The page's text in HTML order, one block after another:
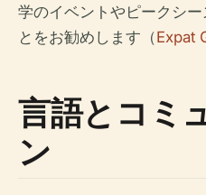
学のイベントやピークシ
とをお勧めします（Expat
言語とコミ
ン